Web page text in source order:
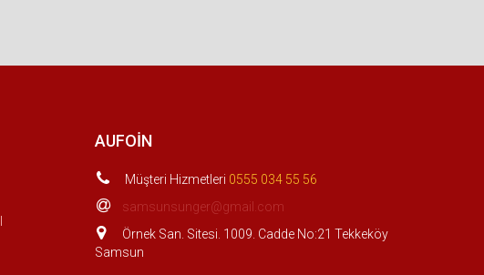
AUFOIN
Müşteri Hizmetleri 0555 034 55 56
samsunsunger@gmail.com
Örnek San. Sitesi. 1009. Cadde No:21 Tekkeköy
Samsun